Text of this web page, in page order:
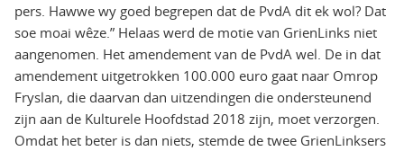
pers. Hawwe wy goed begrepen dat de PvdA dit ek wol? Dat
soe moai wêze.” Helaas werd de motie van GrienLinks niet
aangenomen. Het amendement van de PvdA wel. De in dat
amendement uitgetrokken 100.000 euro gaat naar Omrop
Fryslan, die daarvan dan uitzendingen die ondersteunend
zijn aan de Kulturele Hoofdstad 2018 zijn, moet verzorgen.
Omdat het beter is dan niets, stemde de twee GrienLinksers